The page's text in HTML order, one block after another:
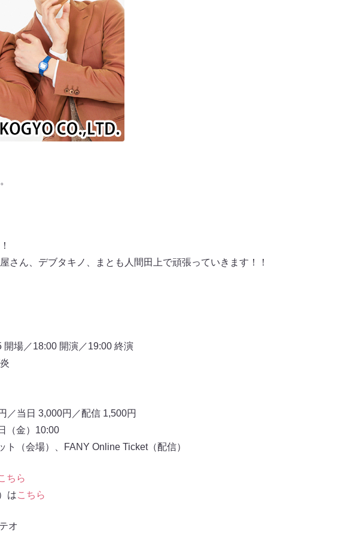
さん、デブタキノ、まとも人間田上で頑張っていきます！！
場／18:00 開演／19:00 終演
／当日 3,000円／配信 1,500円
（金）10:00
（会場）、FANY Online Ticket（配信）
ちら
はこちら
オ